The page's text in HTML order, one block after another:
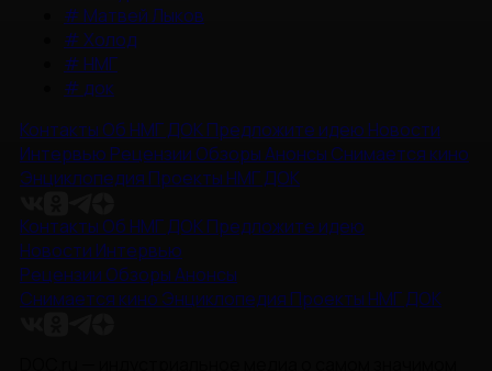
# Матвей Лыков
#Холод
# НМГ
# док
Контакты Об НМГ ДОКПредложите идею Новости
Интервью Рецензии ОбзорыАнонсы Снимается кино
Энциклопедия Проекты НМГ ДОК
Контакты Об НМГ ДОКПредложите идею
Новости Интервью
Рецензии ОбзорыАнонсы
Снимается кино Энциклопедия Проекты НМГ ДОК